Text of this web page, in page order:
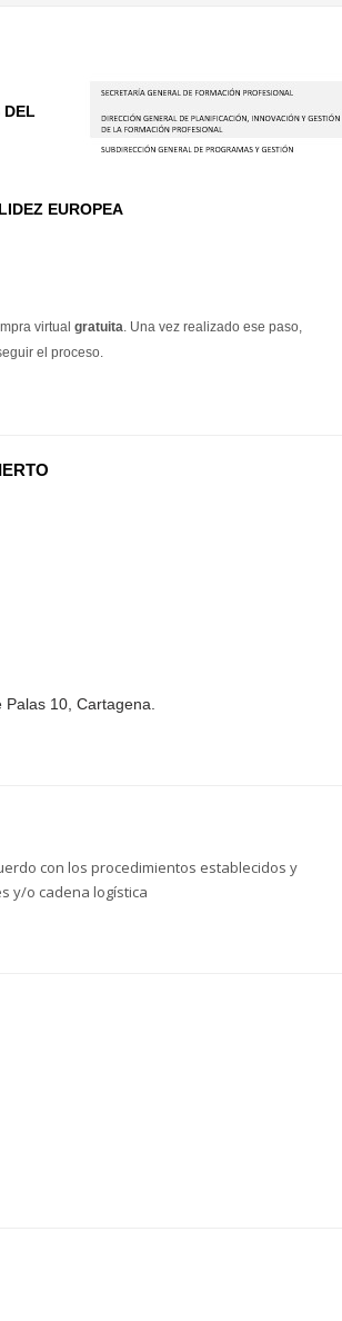
DEL
EUROPEA
virtual gratuita. Una vez realizado ese paso,
el proceso.
10, Cartagena.
con los procedimientos establecidos y
y/o cadena logística